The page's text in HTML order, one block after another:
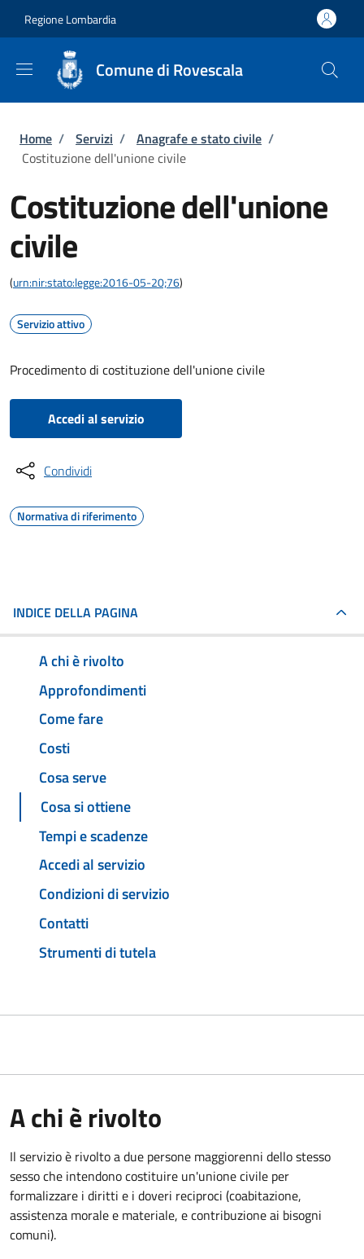
Regione Lombardia
Comune di Rovescala
Briciole di pane
Home / Servizi / Anagrafe e stato civile /
Costituzione dell'unione civile
Costituzione dell'unione
civile
(urn:nir:stato:legge:2016-05-20;76)
Servizio attivo
Procedimento di costituzione dell'unione civile
Accedi al servizio
Condividi
Normativa di riferimento
INDICE DELLA PAGINA
A chi è rivolto
Approfondimenti
Come fare
Costi
Cosa serve
Cosa si ottiene
Tempi e scadenze
Accedi al servizio
Condizioni di servizio
Contatti
Strumenti di tutela
A chi è rivolto
Il servizio è rivolto a due persone maggiorenni dello stesso
sesso che intendono costituire un'unione civile per
formalizzare i diritti e i doveri reciproci (coabitazione,
assistenza morale e materiale, e contribuzione ai bisogni
comuni).